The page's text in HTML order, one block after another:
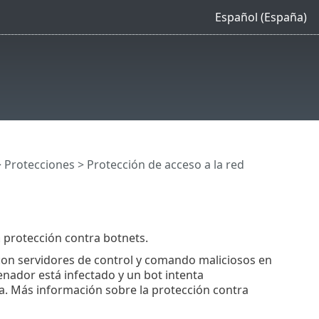
Español (España)
Protecciones > Protección de acceso a la red
protección contra botnets.
servidores de control y comando maliciosos en
está infectado y un bot intenta
Más información sobre la protección contra